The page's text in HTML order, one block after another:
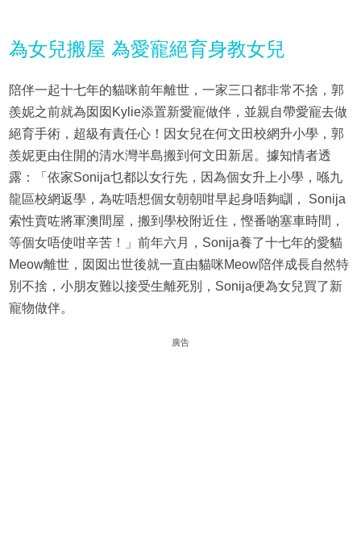
為女兒搬屋 為愛寵絕育身教女兒
陪伴一起十七年的貓咪前年離世，一家三口都非常不捨，郭
羨妮之前就為囡囡Kylie添置新愛寵做伴，並親自帶愛寵去做
絕育手術，超級有責任心！因女兒在何文田校網升小學，郭
羨妮更由住開的清水灣半島搬到何文田新居。據知情者透
露：「依家Sonija乜都以女行先，因為個女升上小學，喺九
龍區校網返學，為咗唔想個女朝朝咁早起身唔夠瞓， Sonija
索性賣咗將軍澳間屋，搬到學校附近住，慳番啲塞車時間，
等個女唔使咁辛苦！」前年六月，Sonija養了十七年的愛貓
Meow離世，囡囡出世後就一直由貓咪Meow陪伴成長自然特
別不捨，小朋友難以接受生離死別，Sonija便為女兒買了新
寵物做伴。
廣告